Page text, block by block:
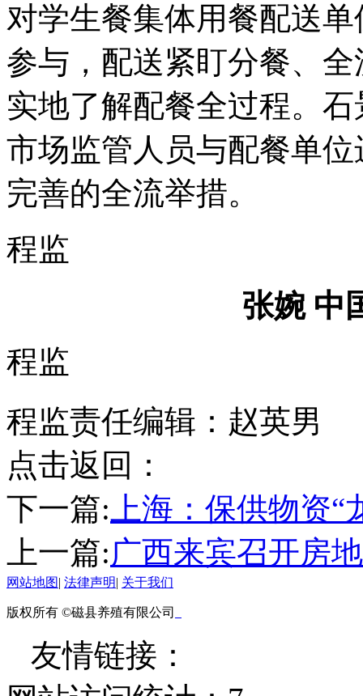
对学生餐集体用餐配送
参与，配送紧盯分餐、
实地了解配餐全过程。
市场监管人员与配餐单
完善的全流举措。
程监
张婉 中
程监
程监责任编辑：赵英男
点击返回：
下一篇: 上海：保供物资
上一篇:广西来宾召开房
网站地图| 法律声明| 关于我们
版权所有 ©磁县养殖有限公司
友情链接：